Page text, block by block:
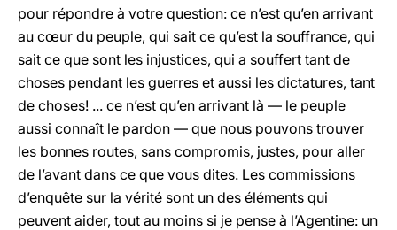
pour répondre à votre question: ce n’est qu’en arrivant
au cœur du peuple, qui sait ce qu’est la souffrance, qui
sait ce que sont les injustices, qui a souffert tant de
choses pendant les guerres et aussi les dictatures, tant
de choses! ... ce n’est qu’en arrivant là — le peuple
aussi connaît le pardon — que nous pouvons trouver
les bonnes routes, sans compromis, justes, pour aller
de l’avant dans ce que vous dites. Les commissions
d’enquête sur la vérité sont un des éléments qui
peuvent aider, tout au moins si je pense à l’Agentine: un